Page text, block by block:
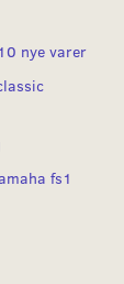
nye varer
fs1